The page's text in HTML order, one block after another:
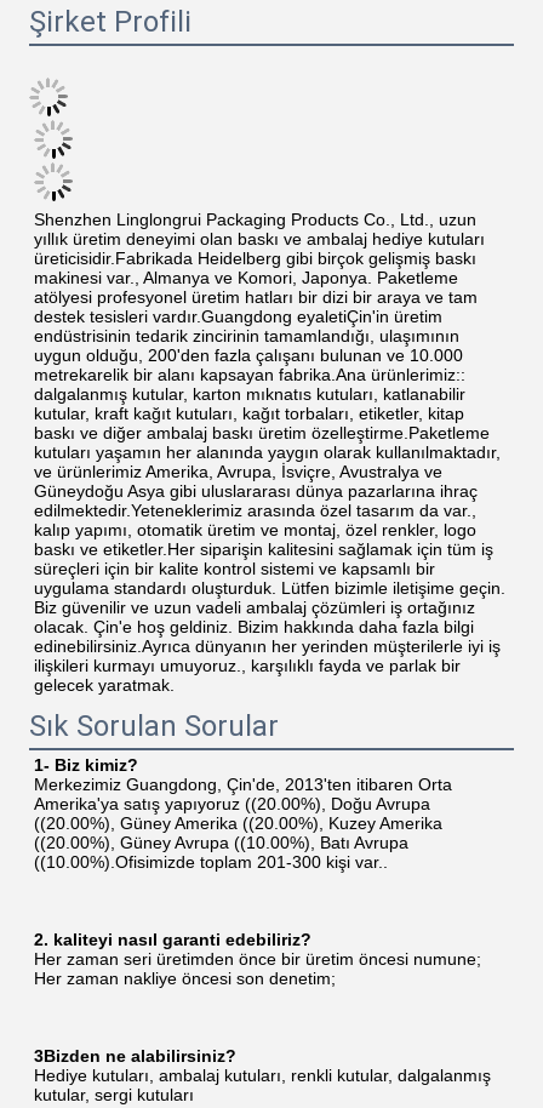
Şirket Profili
Shenzhen Linglongrui Packaging Products Co., Ltd., uzun
yıllık üretim deneyimi olan baskı ve ambalaj hediye kutuları
üreticisidir.Fabrikada Heidelberg gibi birçok gelişmiş baskı
makinesi var., Almanya ve Komori, Japonya. Paketleme
atölyesi profesyonel üretim hatları bir dizi bir araya ve tam
destek tesisleri vardır.Guangdong eyaletiÇin'in üretim
endüstrisinin tedarik zincirinin tamamlandığı, ulaşımının
uygun olduğu, 200'den fazla çalışanı bulunan ve 10.000
metrekarelik bir alanı kapsayan fabrika.Ana ürünlerimiz::
dalgalanmış kutular, karton mıknatıs kutuları, katlanabilir
kutular, kraft kağıt kutuları, kağıt torbaları, etiketler, kitap
baskı ve diğer ambalaj baskı üretim özelleştirme.Paketleme
kutuları yaşamın her alanında yaygın olarak kullanılmaktadır,
ve ürünlerimiz Amerika, Avrupa, İsviçre, Avustralya ve
Güneydoğu Asya gibi uluslararası dünya pazarlarına ihraç
edilmektedir.Yeteneklerimiz arasında özel tasarım da var.,
kalıp yapımı, otomatik üretim ve montaj, özel renkler, logo
baskı ve etiketler.Her siparişin kalitesini sağlamak için tüm iş
süreçleri için bir kalite kontrol sistemi ve kapsamlı bir
uygulama standardı oluşturduk. Lütfen bizimle iletişime geçin.
Biz güvenilir ve uzun vadeli ambalaj çözümleri iş ortağınız
olacak. Çin'e hoş geldiniz. Bizim hakkında daha fazla bilgi
edinebilirsiniz.Ayrıca dünyanın her yerinden müşterilerle iyi iş
ilişkileri kurmayı umuyoruz., karşılıklı fayda ve parlak bir
gelecek yaratmak.
Sık Sorulan Sorular
1- Biz kimiz?
Merkezimiz Guangdong, Çin'de, 2013'ten itibaren Orta
Amerika'ya satış yapıyoruz ((20.00%), Doğu Avrupa
((20.00%), Güney Amerika ((20.00%), Kuzey Amerika
((20.00%), Güney Avrupa ((10.00%), Batı Avrupa
((10.00%).Ofisimizde toplam 201-300 kişi var..
2. kaliteyi nasıl garanti edebiliriz?
Her zaman seri üretimden önce bir üretim öncesi numune;
Her zaman nakliye öncesi son denetim;
3Bizden ne alabilirsiniz?
Hediye kutuları, ambalaj kutuları, renkli kutular, dalgalanmış
kutular, sergi kutuları